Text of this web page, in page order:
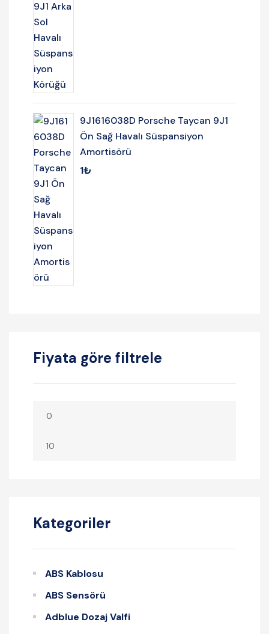
9J1616038D Porsche Taycan 9J1
Ön Sağ Havalı Süspansiyon
Amortisörü
1₺
Fiyata göre filtrele
Kategoriler
ABS Kablosu
ABS Sensörü
Adblue Dozaj Valfi